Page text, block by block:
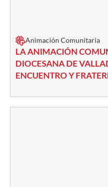
Animación Comunitaria
LA ANIMACIÓN
DIOCESANA DE
ENCUENTRO Y